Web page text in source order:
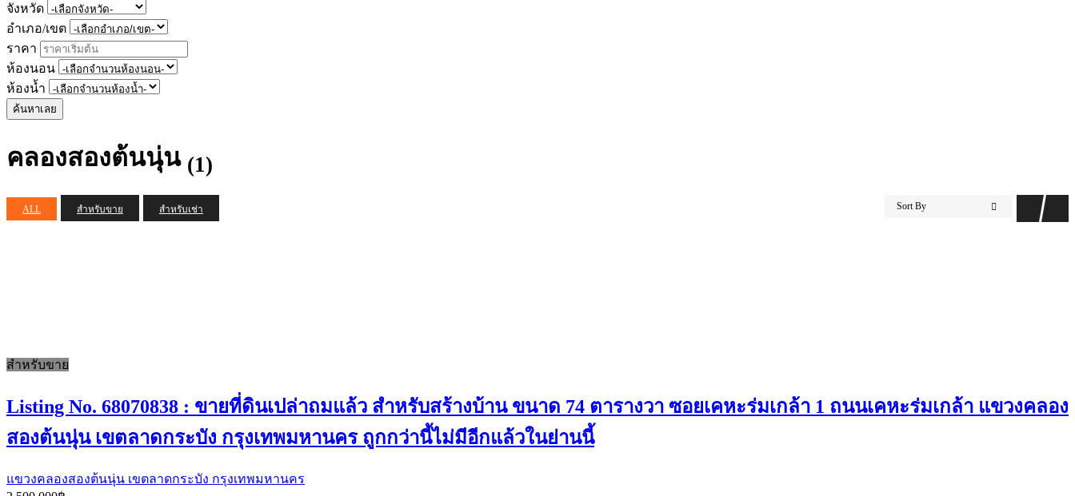
จังหวัด
อำเภอ/เขต
ราคา
ห้องนอน
ห้องน้ำ
ค้นหาเลย
คลองสองต้นนุ่น (1)
ALL สำหรับขาย สำหรับเช่า Sort By
สำหรับขาย
Listing No. 68070838 : ขายที่ดินเปล่าถมแล้ว สำหรับสร้างบ้าน ขนาด 74 ตารางวา ซอยเคหะร่มเกล้า 1 ถนนเคหะร่มเกล้า แขวงคลอง
สองต้นนุ่น เขตลาดกระบัง กรุงเทพมหานคร ถูกกว่านี้ไม่มีอีกแล้วในย่านนี้
แขวงคลองสองต้นนุ่น เขตลาดกระบัง กรุงเทพมหานคร